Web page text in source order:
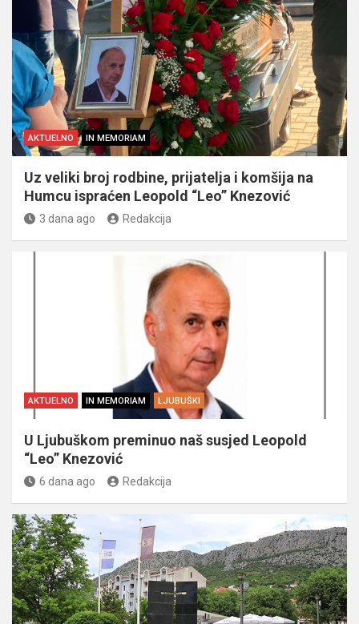
AKTUELNO IN MEMORIAM
Uz veliki broj rodbine, prijatelja i komšija na
Humcu ispraćen Leopold “Leo” Knezović
3 dana ago Redakcija
AKTUELNO IN MEMORIAM LJUBUŠKI
U Ljubuškom preminuo naš susjed Leopold
“Leo” Knezović
6 dana ago Redakcija